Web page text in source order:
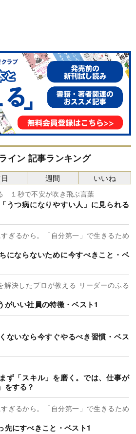
イン 記事ランキング
１秒で不安が吹き飛ぶ言葉
うつ病になりやすい人」に見られる
ぎるから。「自分第一」で生きるため
にならないために今すべきこと・ベ
解決したプロが教える リーダーのふる
がいい社員の特徴・ベスト1
ないなら今すぐやるべき習慣・ベス
ず「スキル」を磨く。では、仕事が
をする？
ぎるから。「自分第一」で生きるため
先にすべきこと・ベスト1
週間 いいね